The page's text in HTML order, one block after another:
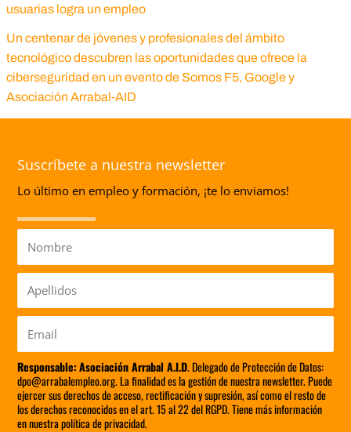
usuarias logra un empleo
Un centenar de jóvenes y profesionales del ámbito
tecnológico descubren las oportunidades que ofrece la
ciberseguridad en un evento de Somos F5, Google y
Asociación Arrabal-AID
Suscríbete a nuestra newsletter
Lo último en empleo y formación, ¡te lo enviamos!
Nombre
Apellidos
Responsable: Asociación Arrabal A.I.D. Delegado de Protección de Datos:
dpo@arrabalempleo.org. La finalidad es la gestión de nuestra newsletter. Puede
ejercer sus derechos de acceso, rectificación y supresión, así como el resto de
los derechos reconocidos en el art. 15 al 22 del RGPD. Tiene más información
en nuestra política de privacidad.